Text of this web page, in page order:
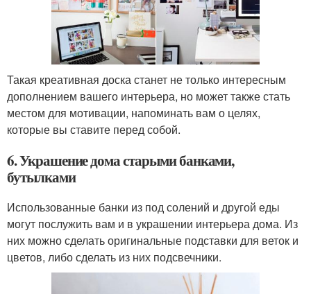
Такая креативная доска станет не только интересным
дополнением вашего интерьера, но может также стать
местом для мотивации, напоминать вам о целях,
которые вы ставите перед собой.
6. Украшение дома старыми банками,
бутылками
Использованные банки из под солений и другой еды
могут послужить вам и в украшении интерьера дома. Из
них можно сделать оригинальные подставки для веток и
цветов, либо сделать из них подсвечники.